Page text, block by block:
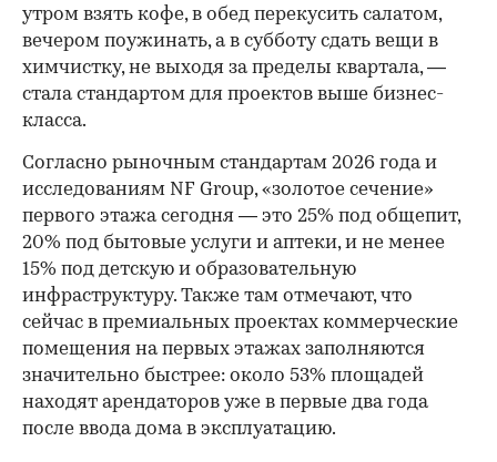
утром взять кофе, в обед перекусить салатом,
вечером поужинать, а в субботу сдать вещи в
химчистку, не выходя за пределы квартала, —
стала стандартом для проектов выше бизнес-
класса.
Согласно рыночным стандартам 2026 года и
исследованиям NF Group, «золотое сечение»
первого этажа сегодня — это 25% под общепит,
20% под бытовые услуги и аптеки, и не менее
15% под детскую и образовательную
инфраструктуру. Также там отмечают, что
сейчас в премиальных проектах коммерческие
помещения на первых этажах заполняются
значительно быстрее: около 53% площадей
находят арендаторов уже в первые два года
после ввода дома в эксплуатацию.